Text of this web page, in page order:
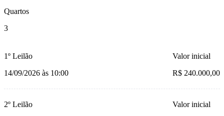
Quartos
3
1º Leilão
14/09/2026 às 10:00
Valor inicial
R$ 240.000,00
2º Leilão
Valor inicial